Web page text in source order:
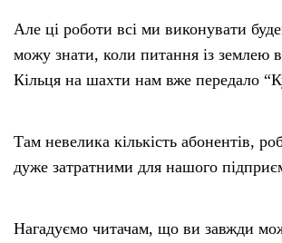
Але ці роботи всі ми виконувати
можу знати, коли питання із землею
Кільця на шахти нам вже передало
Там невелика кількість абонентів,
дуже затратними для нашого
Нагадуємо читачам, що ви завжди